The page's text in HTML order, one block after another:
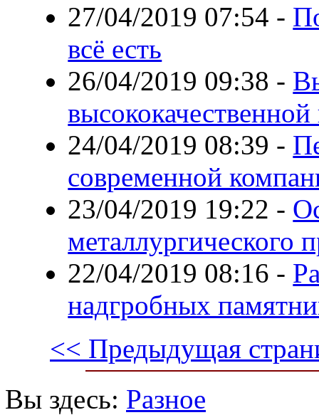
27/04/2019 07:54 -
всё есть
26/04/2019 09:38 -
24/04/2019 08:39 -
современной
23/04/2019 19:22 -
металлургического
22/04/2019 08:16 -
надгробных
<< Предыдущая
Вы здесь: Разное